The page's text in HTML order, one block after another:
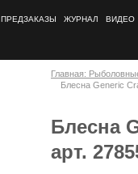
ПРЕДЗАКАЗЫ ЖУРНАЛ ВИДЕО
Главная:
Блесна Generic
Блесна
арт.